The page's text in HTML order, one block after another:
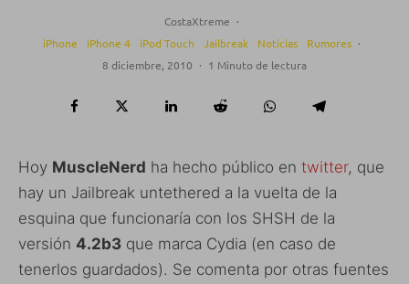
CostaXtreme ·
iPhone
iPhone 4 iPod Touch Jailbreak Noticias Rumores ·
8 diciembre, 2010 · 1 Minuto de lectura
Hoy MuscleNerd ha hecho público en twitter, que
hay un Jailbreak untethered a la vuelta de la
esquina que funcionaría con los SHSH de la
versión 4.2b3 que marca Cydia (en caso de
tenerlos guardados). Se comenta por otras fuentes